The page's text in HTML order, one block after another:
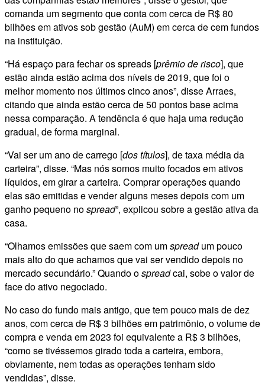
comanda um segmento que conta com cerca de R$ 80
bilhões em ativos sob gestão (AuM) em cerca de cem fundos
na instituição.
“Há espaço para fechar os spreads [prêmio de risco], que
estão ainda estão acima dos níveis de 2019, que foi o
melhor momento nos últimos cinco anos”, disse Arraes,
citando que ainda estão cerca de 50 pontos base acima
nessa comparação. A tendência é que haja uma redução
gradual, de forma marginal.
“Vai ser um ano de carrego [dos títulos], de taxa média da
carteira”, disse. “Mas nós somos muito focados em ativos
líquidos, em girar a carteira. Comprar operações quando
elas são emitidas e vender alguns meses depois com um
ganho pequeno nospread”, explicou sobre a gestão ativa da
casa.
“Olhamos emissões que saem com umspreadum pouco
mais alto do que achamos que vai ser vendido depois no
mercado secundário.” Quando ospreadcai, sobe o valor de
face do ativo negociado.
No caso do fundo mais antigo, que tem pouco mais de dez
anos, com cerca de R$ 3 bilhões em patrimônio, o volume de
compra e venda em 2023 foi equivalente a R$ 3 bilhões,
“como se tivéssemos girado toda a carteira, embora,
obviamente, nem todas as operações tenham sido
vendidas”, disse.